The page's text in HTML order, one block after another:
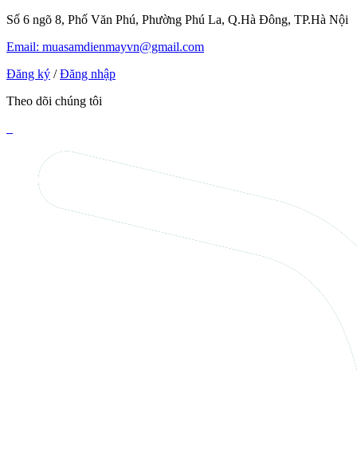
Số 6 ngõ 8, Phố Văn Phú, Phường Phú La, Q.Hà Đông, TP.Hà Nội
Email: muasamdienmayvn@gmail.com
Đăng ký / Đăng nhập
Theo dõi chúng tôi